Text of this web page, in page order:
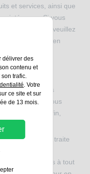
délivrer des
contenu et
trafic.
. Votre
ce site et sur
de 13 mois.